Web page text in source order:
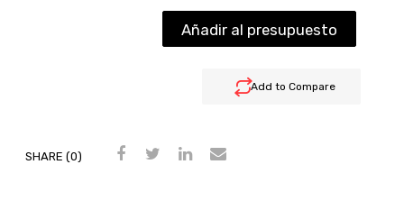
Add to Compare
Añadir al presupuesto
SHARE (0)